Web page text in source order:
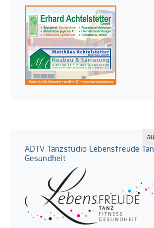
ADTV Tanzstudio Lebensfreude
Gesundheit